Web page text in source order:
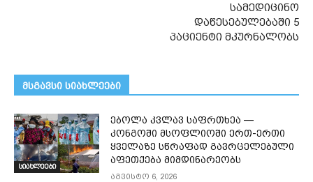
სამედიცინო
დაწესებულებაში 5
პაციენტი მკურნალობს
მსგავსი სიახლეები
სიახლეები
ებოლა კვლავ საფრთხეა —
კონგოში მსოფლიოში ერთ-ერთი
ყველაზე სწრაფად გავრცელებული
აფეთქება მიმდინარეობს
აგვისტო 6, 2026